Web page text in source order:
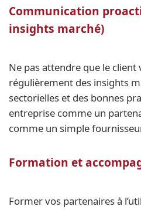
Communication
insights marché)
Ne pas attendre que le
régulièrement des insights
sectorielles et des bonnes
entreprise comme un
comme un simple
Formation et
Former vos partenaires à